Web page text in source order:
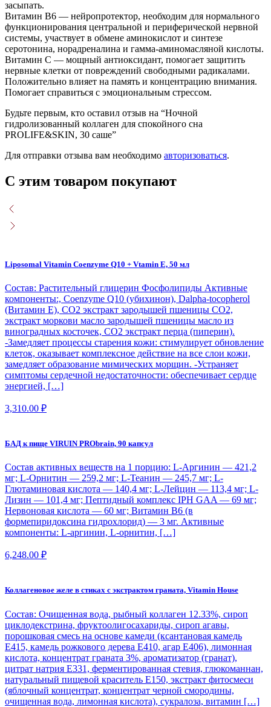
засыпать.
Витамин В6 — нейропротектор, необходим для нормального
функционирования центральной и периферической нервной
системы, участвует в обмене аминокислот и синтезе
серотонина, норадреналина и гамма-аминомасляной кислоты.
Витамин С — мощный антиоксидант, помогает защитить
нервные клетки от повреждений свободными радикалами.
Положительно влияет на память и концентрацию внимания.
Помогает справиться с эмоциональным стрессом.
Будьте первым, кто оставил отзыв на “Ночной
гидролизованный коллаген для спокойного сна
PROLIFE&SKIN, 30 саше”
Для отправки отзыва вам необходимо авторизоваться.
С этим товаром покупают
Liposomal Vitamin Coenzyme Q10 + Vtamin E, 50 мл
Состав: Растительный глицерин Фосфолипиды Активные
компоненты:, Coenzyme Q10 (убихинон), Dalpha-tocopherol
(Витамин Е), CO2 экстракт зародышей пшеницы CO2,
экстракт моркови масло зародышей пшеницы масло из
виноградных косточек, СО2 экстракт перца (пиперин).
-Замедляет процессы старения кожи: стимулирует обновление
клеток, оказывает комплексное действие на все слои кожи,
замедляет образование мимических морщин. -Устраняет
симптомы сердечной недостаточности: обеспечивает сердце
энергией, […]
3,310.00 ₽
БАД к пище VIRUIN PRObrain, 90 капсул
Состав активных веществ на 1 порцию: L-Аргинин — 421,2
мг; L-Орнитин — 259,2 мг; L-Теанин — 245,7 мг; L-
Глютаминовая кислота — 140,4 мг; L-Лейцин — 113,4 мг; L-
Лизин — 101,4 мг; Пептидный комплекс IPH GAA — 69 мг;
Нервоновая кислота — 60 мг; Витамин B6 (в
формепиридоксина гидрохлорид) — 3 мг. Активные
компоненты: L-аргинин, L-орнитин, […]
6,248.00 ₽
Коллагеновое желе в стиках с экстрактом граната, Vitamin House
Состав: Очищенная вода, рыбный коллаген 12.33%, сироп
циклодекстрина, фруктоолигосахариды, сироп агавы,
порошковая смесь на основе камеди (ксантановая камедь
E415, камедь рожкового дерева E410, агар Е406), лимонная
кислота, концентрат граната 3%, ароматизатор (гранат),
цитрат натрия Е331, ферментированная стевия, глюкоманнан,
натуральный пищевой краситель Е150, экстракт фитосмеси
(яблочный концентрат, концентрат черной смородины,
очищенная вода, лимонная кислота), сукралоза, витамин […]